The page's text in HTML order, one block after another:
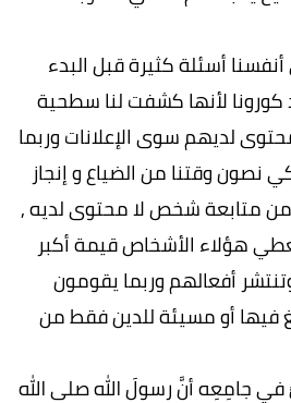
أسئلة كثيرة قبل البدء
لأنها كشفت لنا سطحية
لديهم سوى الإعلانات وربما
نصون وقتنا من الضياع و إنجاز
متابعة شخص لا محتوى لديه ,
هؤلاء الأشخاص قيمة أكبر
أفعالهم وربما يقومون
فيها أو مسيئة للدين فقط من
في جامِعِه أنَّ رسولَ الله صلى الله